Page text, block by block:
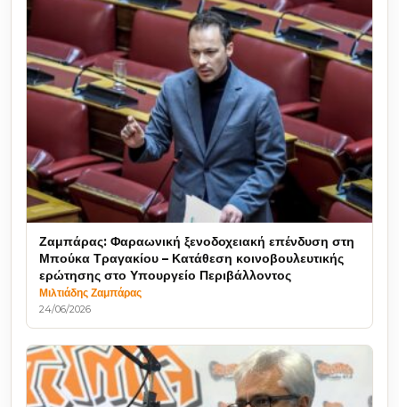
Ζαμπάρας: Φαραωνική ξενοδοχειακή επένδυση στη
Μπούκα Τραγακίου – Κατάθεση κοινοβουλευτικής
ερώτησης στο Υπουργείο Περιβάλλοντος
Μιλτιάδης Ζαμπάρας
24/06/2026